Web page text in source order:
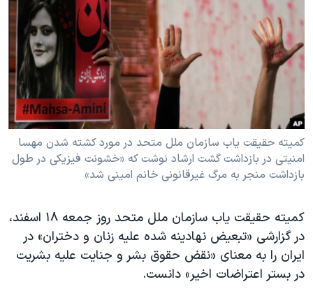
فرهنگ و زندگی
حقوق شهروندی
اقتصادی
علم و فناوری
اسرائیل در جنگ
گالری عکس
آرشیو پخش زنده
مستندها
انتخابات ریاست جمهوری آمریکا ۲۰۲۴
حمله جمهوری اسلامی به اسرائیل
رمز مهسا
ورزش زنان در ایران
اعتراضات زن، زندگی، آزادی
مجموعه مستندهای دادخواهی
دادگاه حمید نوری
چهل سال گروگان‌گیری
قانون شفافیت دارائی کادر رهبری ایران
دنبال کنید
زبانهای مختلف
کمیته حقیقت یاب سازمان ملل متحد در مورد کشته شدن مهسا
امنیتی در بازداشت گشت ارشاد نوشت که «خشونت فیزیکی در طول
بازداشت منجر به مرگ غیرقانونی خانم امینی شد»
کمیته حقیقت یاب سازمان ملل متحد روز جمعه ۱۸ اسفند،
در گزارشی «تبعیض نهادینه شده علیه زنان و دختران» در
ایران را به معنای «نقض حقوق بشر و جنایت علیه بشریت
در بستر اعتراضات اخیر» دانست.